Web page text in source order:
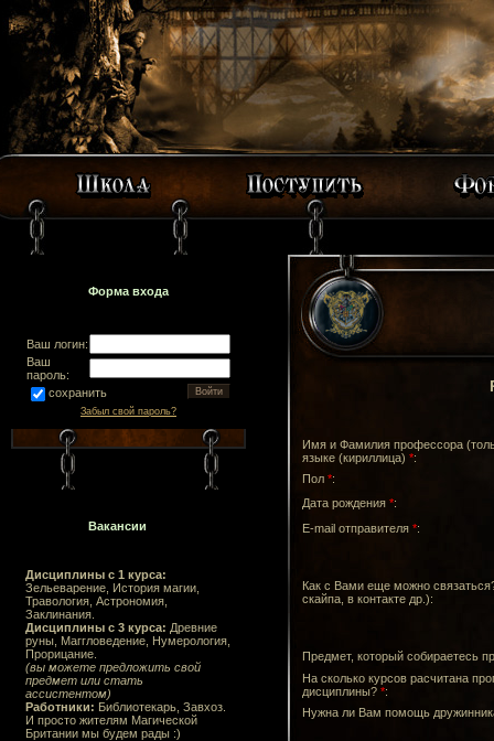
Форма входа
Ваш логин:
Ваш
пароль:
сохранить
Забыл свой пароль?
Вакансии
Дисциплины с 1 курса:
Зельеварение, История магии,
Травология, Астрономия,
Заклинания.
Дисциплины с 3 курса: Древние
руны, Маггловедение, Нумерология,
Прорицание.
(вы можете предложить свой
предмет или стать
ассистентом)
Работники: Библиотекарь, Завхоз.
И просто жителям Магической
Британии мы будем рады :)
Имя и Фамилия профессора
языке (кириллица) *:
Пол *:
Дата рождения *:
E-mail отправителя *:
Как с Вами еще можно
скайпа, в контакте др.):
Предмет, который собираетесь
На сколько курсов расчитана
дисциплины? *:
Нужна ли Вам помощь